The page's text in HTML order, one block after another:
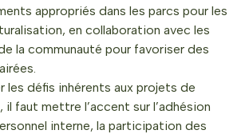
appropriés dans les parcs pour les
en collaboration avec les
la communauté pour favoriser des
les défis inhérents aux projets de
il faut mettre l’accent sur l’adhésion
interne, la participation des